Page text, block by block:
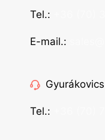
Tel.:
E-mail.:
Tel.: